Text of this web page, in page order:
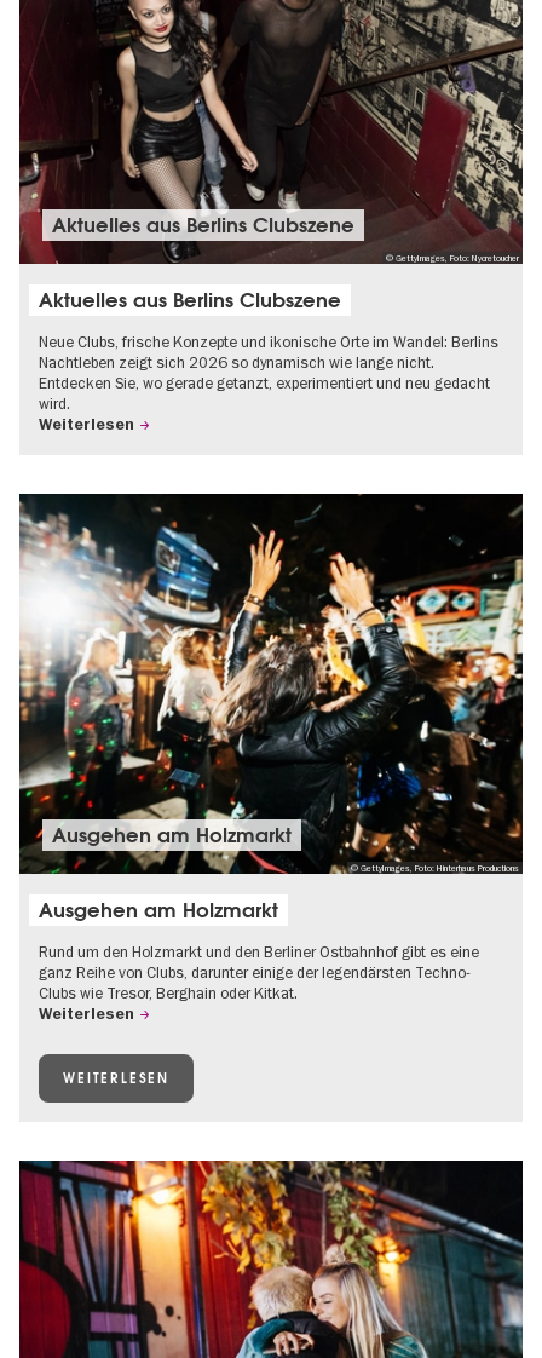
© GettyImages, Foto: Nycretoucher
Aktuelles aus Berlins Clubszene
Aktuelles aus Berlins Clubszene
Neue Clubs, frische Konzepte und ikonische Orte im Wandel: Berlins
Nachtleben zeigt sich 2026 so dynamisch wie lange nicht.
Entdecken Sie, wo gerade getanzt, experimentiert und neu gedacht
wird.
Weiterlesen
© GettyImages, Foto: Hinterhaus Productions
Ausgehen am Holzmarkt
Ausgehen am Holzmarkt
Rund um den Holzmarkt und den Berliner Ostbahnhof gibt es eine
ganz Reihe von Clubs, darunter einige der legendärsten Techno-
Clubs wie Tresor, Berghain oder Kitkat.
Weiterlesen
WEITERLESEN